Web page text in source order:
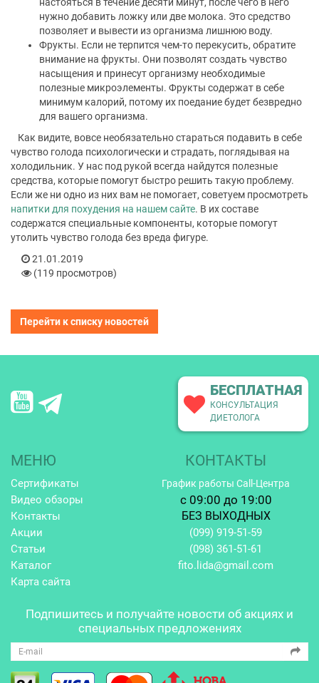
нужно добавить ложку или две молока. Это средство
позволяет и вывести из организма лишнюю воду.
Фрукты. Если не терпится чем-то перекусить, обратите
внимание на фрукты. Они позволят создать чувство
насыщения и принесут организму необходимые
полезные микроэлементы. Фрукты содержат в себе
минимум калорий, потому их поедание будет безвредно
для вашего организма.
Как видите, вовсе необязательно стараться подавить в себе
чувство голода психологически и страдать, поглядывая на
холодильник. У нас под рукой всегда найдутся полезные
средства, которые помогут быстро решить такую проблему.
Если же ни одно из них вам не помогает, советуем просмотреть
напитки для похудения на нашем сайте. В их составе
содержатся специальные компоненты, которые помогут
утолить чувство голода без вреда фигуре.
21.01.2019
(119 просмотров)
Перейти к списку новостей
БЕСПЛАТНАЯ
КОНСУЛЬТАЦИЯ
ДИЕТОЛОГА
МЕНЮ
Сертификаты
Видео обзоры
Контакты
Акции
Статьи
Каталог
Карта сайта
КОНТАКТЫ
График работы Call-Центра
c 09:00 до 19:00
БЕЗ ВЫХОДНЫХ
(099) 919-51-59
(098) 361-51-61
fito.lida@gmail.com
Подпишитесь и получайте новости об акциях и
специальных предложениях